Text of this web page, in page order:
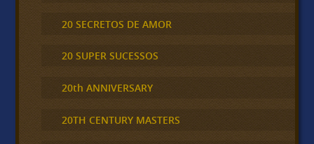
20 SECRETOS DE AMOR
20 SUPER SUCESSOS
20th ANNIVERSARY
20TH CENTURY MASTERS